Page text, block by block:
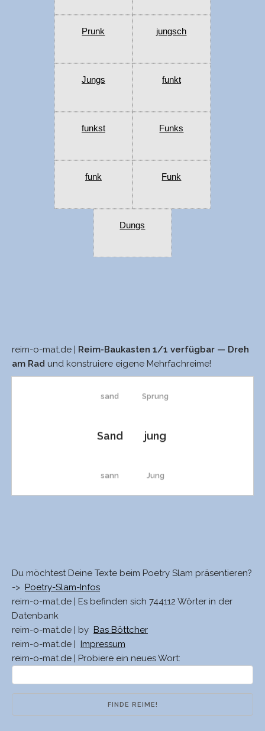
Prunk jungsch
Jungs funkt
funkst Funks
funk Funk
Dungs
reim-o-mat.de |
Reim-Baukasten 1/1 verfügbar — Dreh
am Rad und konstruiere eigene Mehrfachreime!
sand
Sand
sann
Wand
wann
Sprung
jung
Jung
unkt
Du möchtest Deine Texte beim Poetry Slam präsentieren?
-> Poetry-Slam-Infos
reim-o-mat.de | Es befinden sich 744112 Wörter in der
Datenbank
reim-o-mat.de | by Bas Böttcher
reim-o-mat.de |
Impressum
reim-o-mat.de | Probiere ein neues Wort: